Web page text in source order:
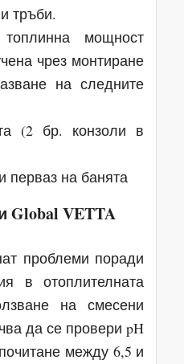
тръби.
топлинна мощност
чрез монтиране
на следните
(2 бр. конзоли в
перваз на банята
VETTA
проблеми поради
в отоплителната
на смесени
да се провери pH
между 6,5 и